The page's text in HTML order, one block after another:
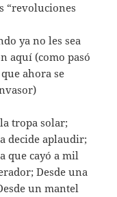
“revoluciones
ya no les sea
aquí (como pasó
ahora se
tropa solar;
decide aplaudir;
que cayó a mil
Desde una
un mantel